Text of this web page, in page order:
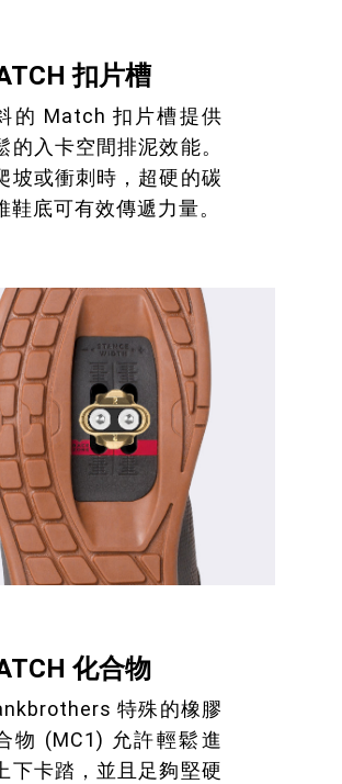
扣片槽
的 Match 扣片槽提供
的入卡空間排泥效能。
坡或衝刺時，超硬的碳
鞋底可有效傳遞力量。
化合物
特殊的橡膠
物 (MC1) 允許輕鬆進
下卡踏，並且足夠堅硬